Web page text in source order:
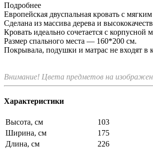
Подробнее
Европейская двуспальная кровать с
Сделана из массива дерева и
Кровать идеально сочетается с
Размер спального места — 160*200 см.
Покрывала, подушки и матрас не входят в
Внимание! Цвета предметов на
Характеристики
Высота, см
103
Ширина, см
175
Длина, см
226